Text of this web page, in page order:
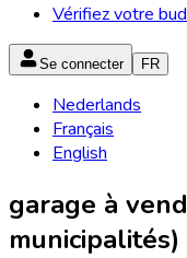
Vérifiez votre
Se connecter FR
Nederlands
Français
English
garage à
municipalités)